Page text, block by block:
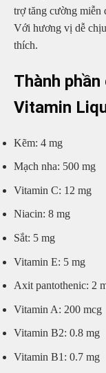
trợ tăng cường miễn
Với hương vị dễ
thích.
Thành
Vitamin
Kẽm: 4 mg
Mạch nha: 500 mg
Vitamin C: 12 mg
Niacin: 8 mg
Sắt: 5 mg
Vitamin E: 5 mg
Axit pantothenic: 2
Vitamin A: 200 mcg
Vitamin B2: 0.8 mg
Vitamin B1: 0.7 mg